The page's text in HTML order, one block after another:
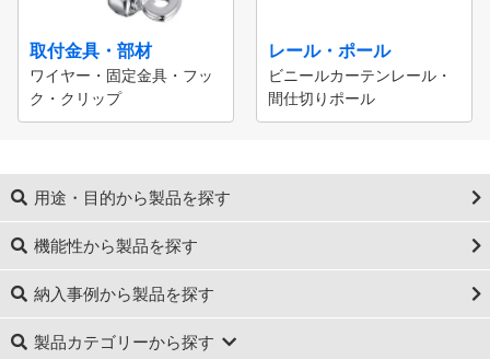
取付金具・部材
ワイヤー・固定金具・フッ
ク・クリップ
レール・ポール
ビニールカーテンレール・
間仕切りポール
用途・目的から製品を探す
機能性から製品を探す
納入事例から製品を探す
製品カテゴリーから探す